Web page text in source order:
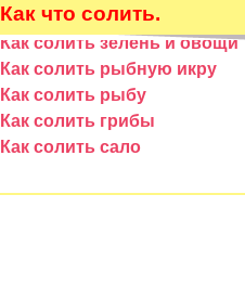
Как что солить.
Как солить зелень и овощи
Как солить рыбную икру
Как солить рыбу
Как солить грибы
Как солить сало